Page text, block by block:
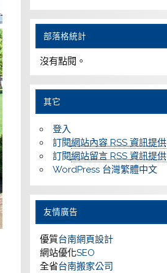
部落格統計
沒有點閱。
其它
登入
訂閱網站內容 RSS 資訊提供
訂閱網站留言 RSS 資訊提供
WordPress 台灣繁體中文
友情廣告
優質台南網頁設計
網站優化SEO
全省台南搬家公司